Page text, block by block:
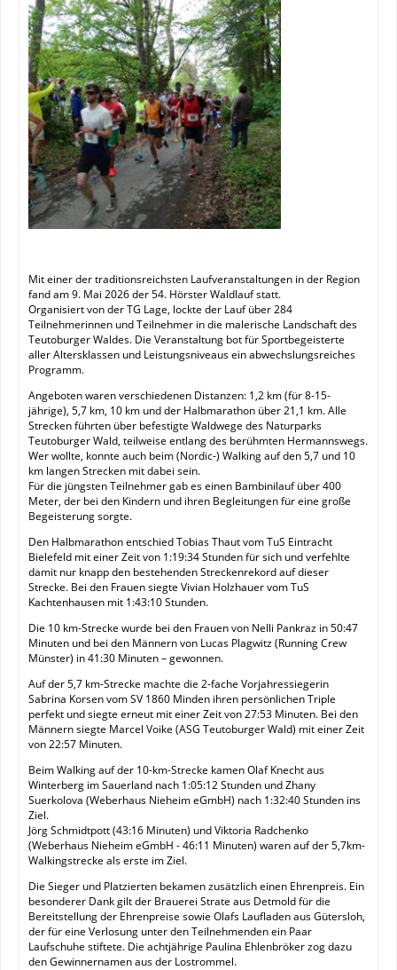
Mit einer der traditionsreichsten Laufveranstaltungen in der Region
fand am 9. Mai 2026 der 54. Hörster Waldlauf statt.
Organisiert von der TG Lage, lockte der Lauf über 284
Teilnehmerinnen und Teilnehmer in die malerische Landschaft des
Teutoburger Waldes. Die Veranstaltung bot für Sportbegeisterte
aller Altersklassen und Leistungsniveaus ein abwechslungsreiches
Programm.
Angeboten waren verschiedenen Distanzen: 1,2 km (für 8-15-
jährige), 5,7 km, 10 km und der Halbmarathon über 21,1 km. Alle
Strecken führten über befestigte Waldwege des Naturparks
Teutoburger Wald, teilweise entlang des berühmten Hermannswegs.
Wer wollte, konnte auch beim (Nordic-) Walking auf den 5,7 und 10
km langen Strecken mit dabei sein.
Für die jüngsten Teilnehmer gab es einen Bambinilauf über 400
Meter, der bei den Kindern und ihren Begleitungen für eine große
Begeisterung sorgte.
Den Halbmarathon entschied Tobias Thaut vom TuS Eintracht
Bielefeld mit einer Zeit von 1:19:34 Stunden für sich und verfehlte
damit nur knapp den bestehenden Streckenrekord auf dieser
Strecke. Bei den Frauen siegte Vivian Holzhauer vom TuS
Kachtenhausen mit 1:43:10 Stunden.
Die 10 km-Strecke wurde bei den Frauen von Nelli Pankraz in 50:47
Minuten und bei den Männern von Lucas Plagwitz (Running Crew
Münster) in 41:30 Minuten – gewonnen.
Auf der 5,7 km-Strecke machte die 2-fache Vorjahressiegerin
Sabrina Korsen vom SV 1860 Minden ihren persönlichen Triple
perfekt und siegte erneut mit einer Zeit von 27:53 Minuten. Bei den
Männern siegte Marcel Voike (ASG Teutoburger Wald) mit einer Zeit
von 22:57 Minuten.
Beim Walking auf der 10-km-Strecke kamen Olaf Knecht aus
Winterberg im Sauerland nach 1:05:12 Stunden und Zhany
Suerkolova (Weberhaus Nieheim eGmbH) nach 1:32:40 Stunden ins
Ziel.
Jörg Schmidtpott (43:16 Minuten) und Viktoria Radchenko
(Weberhaus Nieheim eGmbH - 46:11 Minuten) waren auf der 5,7km-
Walkingstrecke als erste im Ziel.
Die Sieger und Platzierten bekamen zusätzlich einen Ehrenpreis. Ein
besonderer Dank gilt der Brauerei Strate aus Detmold für die
Bereitstellung der Ehrenpreise sowie Olafs Laufladen aus Gütersloh,
der für eine Verlosung unter den Teilnehmenden ein Paar
Laufschuhe stiftete. Die achtjährige Paulina Ehlenbröker zog dazu
den Gewinnernamen aus der Lostrommel.